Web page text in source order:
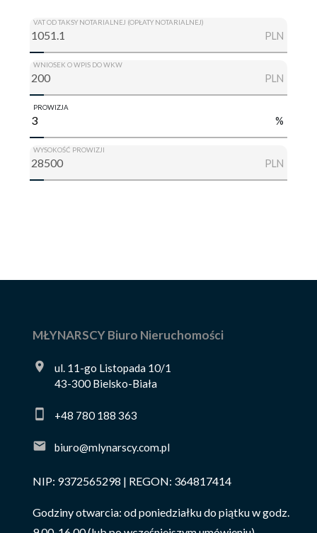
VAT OD TAKSY NOTARIALNEJ (OPŁATY NOTARIALNEJ)
PLN
WNIOSEK O WPIS DO WKW
PLN
PROWIZJA
%
WYSOKOŚĆ PROWIZJI
PLN
MŁYNARSCY Biuro Nieruchomości
ul. 11-go Listopada 10/1
43-300 Bielsko-Biała
+48 780 188 363
biuro@mlynarscy.com.pl
NIP: 9372565298 | REGON: 364817414
Godziny otwarcia: od poniedziałku do piątku w godz.